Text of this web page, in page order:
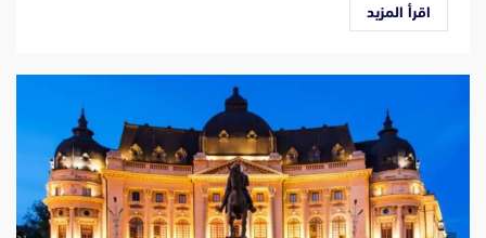
اقرأ المزيد